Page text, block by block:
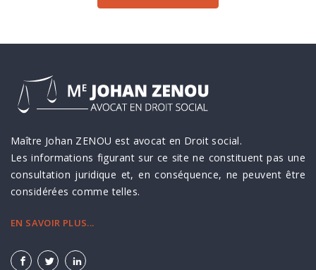
Maître Johan ZENOU est avocat en Droit social.
Les informations figurant sur ce site ne constituent pas une
consultation juridique et, en conséquence, ne peuvent être
considérées comme telles.
EN SAVOIR PLUS...